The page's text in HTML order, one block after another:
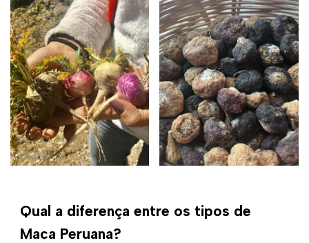
Qual a diferença entre os tipos de
Maca Peruana?